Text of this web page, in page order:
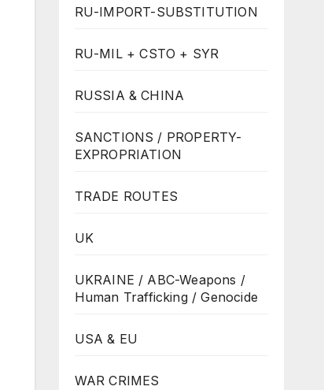
RU-IMPORT-SUBSTITUTION
RU-MIL + CSTO + SYR
RUSSIA & CHINA
SANCTIONS / PROPERTY-
EXPROPRIATION
TRADE ROUTES
UK
UKRAINE / ABC-Weapons /
Human Trafficking / Genocide
USA & EU
WAR CRIMES